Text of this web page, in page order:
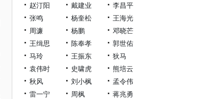
赵汀阳
戴建业
李昌平
张鸣
杨奎松
王海光
周濂
杨鹏
邓晓芒
王缉思
陈奉孝
郭世佑
马玲
王振东
狄马
袁伟时
史啸虎
熊培云
秋风
刘小枫
孟令伟
雷一宁
周枫
蒋兆勇